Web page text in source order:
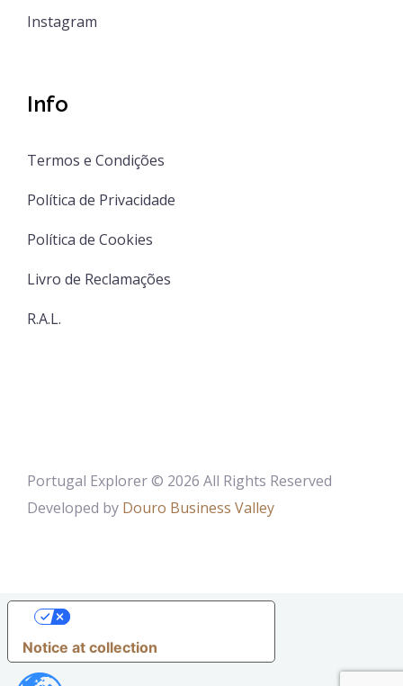
Instagram
Info
Termos e Condições
Política de Privacidade
Política de Cookies
Livro de Reclamações
R.A.L.
Portugal Explorer © 2026 All Rights Reserved
Developed by Douro Business Valley
Notice at collection
YOUR PRIVACY CHOICES